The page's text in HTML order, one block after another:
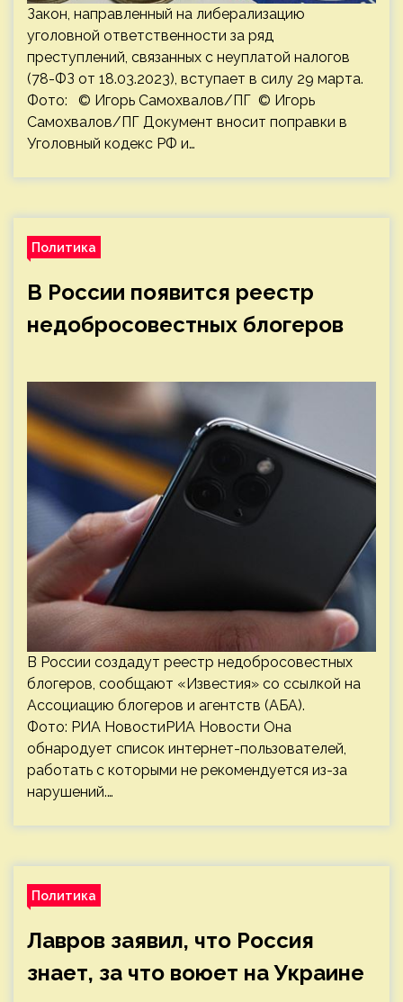
Закон, направленный на либерализацию
уголовной ответственности за ряд
преступлений, связанных с неуплатой налогов
(78-ФЗ от 18.03.2023), вступает в силу 29 марта.
Фото: © Игорь Самохвалов/ПГ © Игорь
Самохвалов/ПГ Документ вносит поправки в
Уголовный кодекс РФ и…
Политика
В России появится реестр
недобросовестных блогеров
В России создадут реестр недобросовестных
блогеров, сообщают «Известия» со ссылкой на
Ассоциацию блогеров и агентств (АБА).
Фото: РИА НовостиРИА Новости Она
обнародует список интернет-пользователей,
работать с которыми не рекомендуется из-за
нарушений.…
Политика
Лавров заявил, что Россия
знает, за что воюет на Украине